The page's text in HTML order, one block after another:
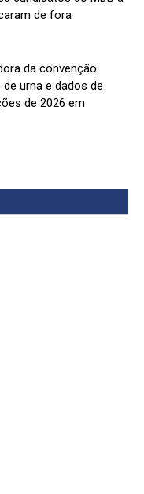
de fora
da convenção
urna e dados de
de 2026 em